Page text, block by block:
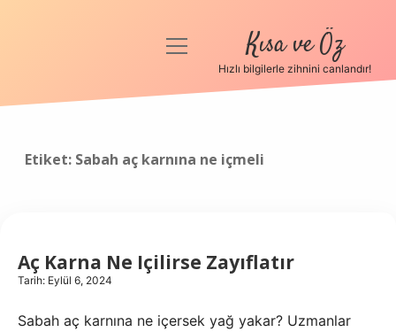
Anasayfa
menüyü
Kısa ve Öz
Hızlı bilgilerle zihnini canlandır!
Etiket: Sabah aç karnına ne içmeli
Aç Karna Ne Içilirse Zayıflatır
Tarih: Eylül 6, 2024
Sabah aç karnına ne içersek yağ yakar? Uzmanlar